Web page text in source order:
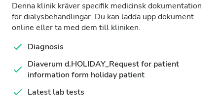
Denna klinik kräver specifik medicinsk dokumentation
för dialysbehandlingar. Du kan ladda upp dokument
online eller ta med dem till kliniken.
Diagnosis
Diaverum d.HOLIDAY_Request for patient
information form holiday patient
Latest lab tests